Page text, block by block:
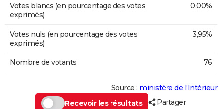
Votes blancs (en pourcentage des votes
exprimés)
0,00%
Votes nuls (en pourcentage des votes
exprimés)
3,95%
Nombre de votants 76
Source : ministère de l’Intérieur
Recevoir les résultats
Partager